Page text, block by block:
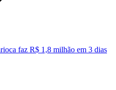
faz R$ 1,8 milhão em 3 dias